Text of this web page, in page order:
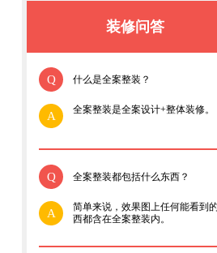
装修问答
Q 什么是全案整装？
A 全案整装是全案设计+整体装修。
Q 全案整装都包括什么东西？
A
简单来说，效果图上任何能看到
西都含在全案整装内。